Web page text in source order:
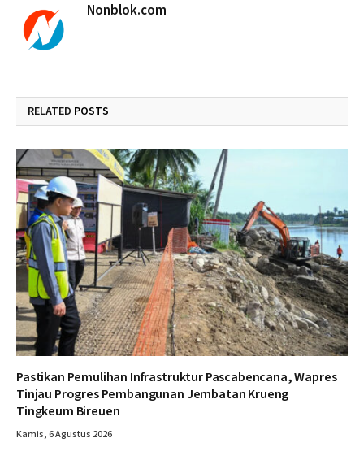
Nonblok.com
RELATED POSTS
Pastikan Pemulihan Infrastruktur Pascabencana, Wapres
Tinjau Progres Pembangunan Jembatan Krueng
Tingkeum Bireuen
Kamis, 6 Agustus 2026